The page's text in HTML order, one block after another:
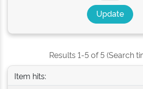
Results 1-5 of 5 (Search
Item hits: